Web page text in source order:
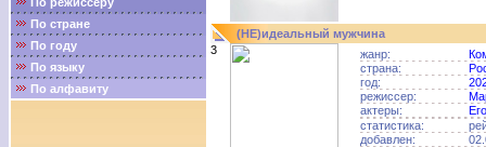
По стране
По году
По языку
По алфавиту
(НЕ)идеальный мужчина
3
жанр:
страна:
год:
режиссер:
актеры:
статистика:
добавлен: